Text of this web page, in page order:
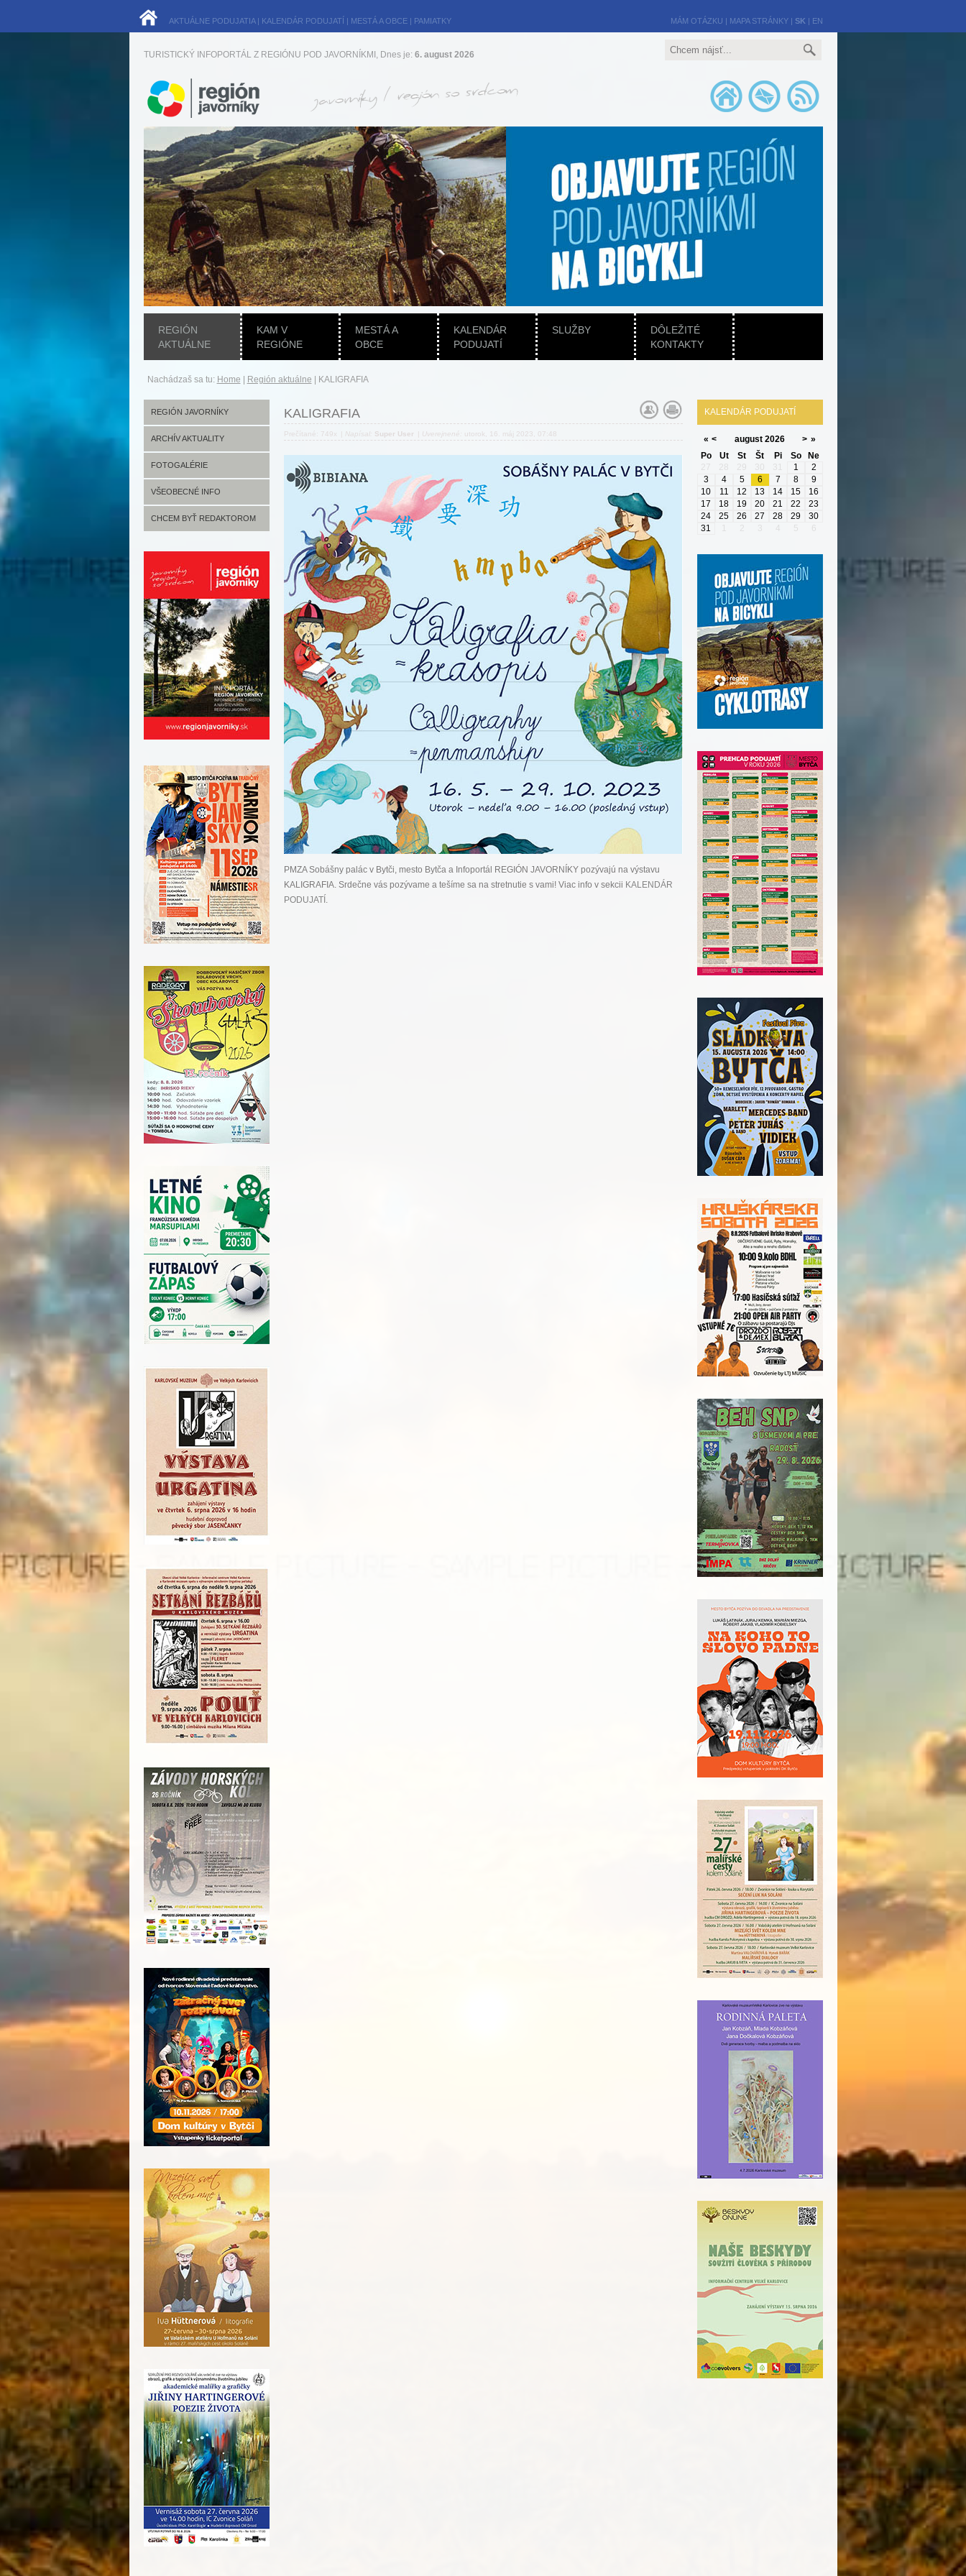
AKTUÁLNE PODUJATIA| KALENDÁR PODUJATÍ | MESTÁ A OBCE| PAMIATKY MÁM OTÁZKU | MAPA STRÁNKY| SK | EN
TURISTICKÝ INFOPORTÁL Z REGIÓNU POD JAVORNÍKMI, Dnes je: 6. august 2026
REGIÓN
AKTUÁLNE
KAM V
REGIÓNE
MESTÁ A
OBCE
KALENDÁR
PODUJATÍ
SLUŽBY
DÔLEŽITÉ
KONTAKTY
Nachádzaš sa tu: Home Región aktuálne KALIGRAFIA
REGIÓN JAVORNÍKY
ARCHÍV AKTUALITY
FOTOGALÉRIE
VŠEOBECNÉ INFO
CHCEM BYŤ REDAKTOROM
KALIGRAFIA
Prečítané: 749x Napísal: Super User Uverejnené: utorok, 16. máj 2023, 07:48
PMZA Sobášny palác v Bytči, mesto Bytča a Infoportál REGIÓN JAVORNÍKY pozývajú na výstavu
KALIGRAFIA. Srdečne vás pozývame a tešíme sa na stretnutie s vami! Viac info v sekcii KALENDÁR
PODUJATÍ .
KALENDÁR PODUJATÍ
« < august 2026 > »
Po
Ut St Št Pi So
Ne
27
28 29 30 31 1
2
3
4 5 6 7 8
9
10
11 12 13 14 15
16
17
18 19 20 21 22
23
24
25 26 27 28 29
30
31
2 3 5 6